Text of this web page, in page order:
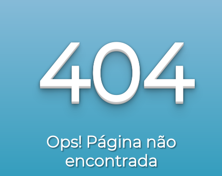
404
Ops! Página não
encontrada